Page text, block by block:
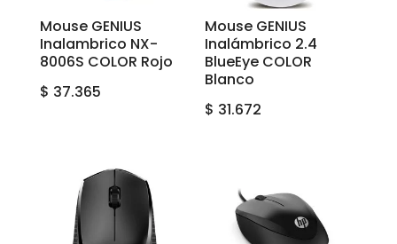
Mouse GENIUS
Inalambrico NX-
8006S COLOR Rojo
$ 37.365
Mouse GENIUS
Inalámbrico 2.4
BlueEye COLOR
Blanco
$ 31.672